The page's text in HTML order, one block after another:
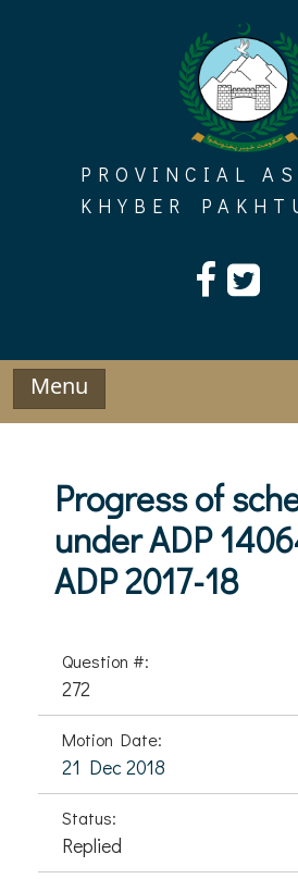
PROVINCIAL
KHYBER
Menu
Progress of
under ADP
ADP 2017-18
Question #:
272
Motion Date:
21 Dec 2018
Status:
Replied